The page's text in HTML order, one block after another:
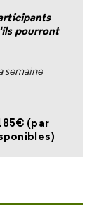
pourront
semaine
(par